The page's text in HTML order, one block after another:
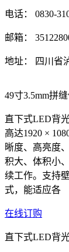
电话： 0830-
邮箱：
地址： 四川省
49寸3.5mm拼
直下式LED背
高达1920 ×
晰度、高亮度
积大、体积小
续工作。支持
式，能适应各
在线订购
直下式LED背